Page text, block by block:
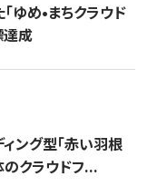
ゆめ•まちクラウド
達成
ング型「赤い羽根
クラウドフ...